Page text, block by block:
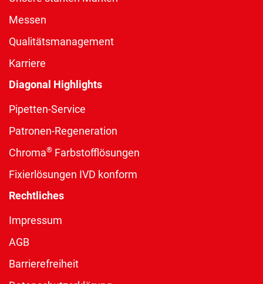
Messen
Qualitätsmanagement
Karriere
Diagonal Highlights
Pipetten-Service
Patronen-Regeneration
Chroma® Farbstofflösungen
Fixierlösungen IVD konform
Rechtliches
Impressum
AGB
Barrierefreiheit